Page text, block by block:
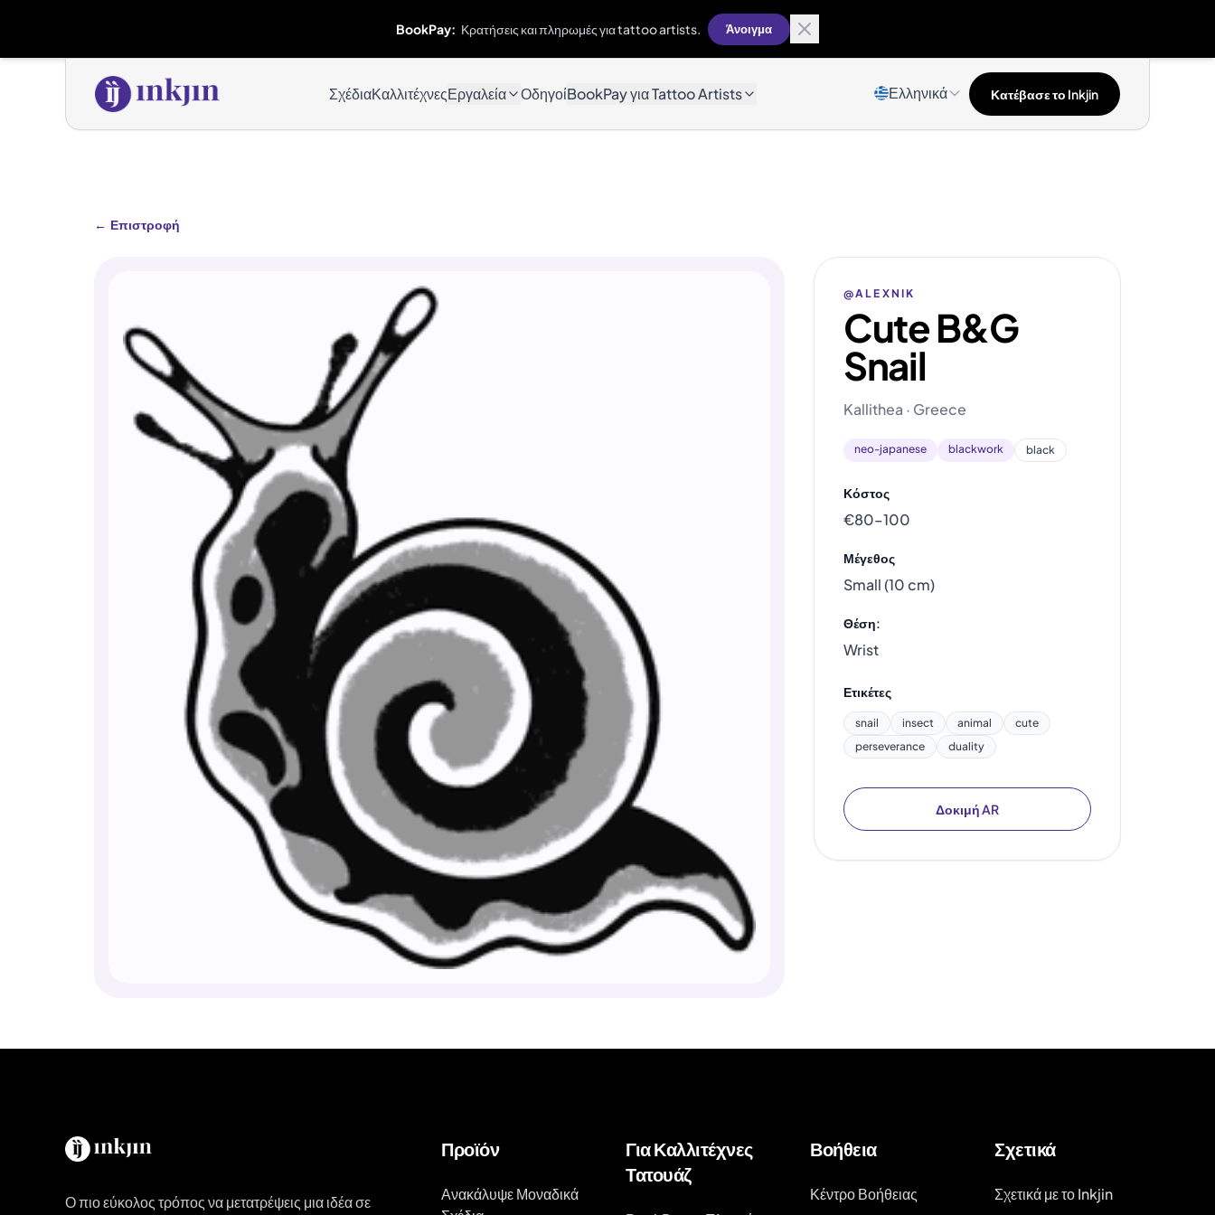
BookPay: Κρατήσεις και πληρωμές για tattoo artists. Άνοιγμα
ΣχέδιαΚαλλιτέχνεςΕργαλεία ΟδηγοίBookPay για Tattoo Artists Ελληνικά Κατέβασε το Inkjin
← Επιστροφή
@ALEXNIK
Cute B&G
Snail
Kallithea · Greece
neo-japanese blackwork black
Κόστος
€80–100
Μέγεθος
Small (10 cm)
Θέση:
Wrist
Ετικέτες
snail insect animal
cute
perseverance
duality
Δοκιμή AR
Ο πιο εύκολος τρόπος να μετατρέψεις μια ιδέα σε
Προϊόν
Ανακάλυψε Μοναδικά
Για Καλλιτέχνες
Τατουάζ
Βοήθεια
Κέντρο Βοήθειας
Σχετικά
Σχετικά με το Inkjin